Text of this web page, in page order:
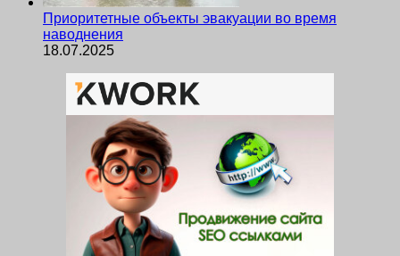
Приоритетные объекты эвакуации во время
наводнения
18.07.2025